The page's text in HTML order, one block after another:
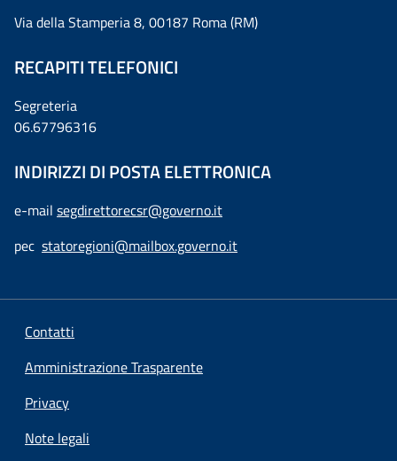
Via della Stamperia 8, 00187 Roma (RM)
RECAPITI TELEFONICI
Segreteria
06.67796316
INDIRIZZI DI POSTA ELETTRONICA
e-mail segdirettorecsr@governo.it
pec statoregioni@mailbox.governo.it
Contatti
Amministrazione Trasparente
Privacy
Note legali